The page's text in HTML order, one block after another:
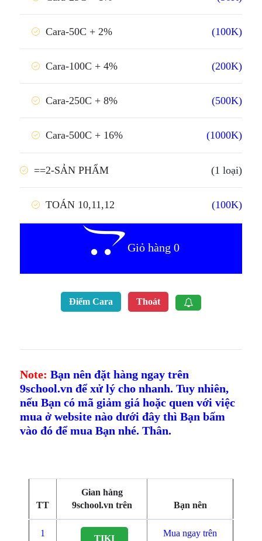
Cara-50C + 2% (100K)
Cara-100C + 4% (200K)
Cara-250C + 8% (500K)
Cara-500C + 16% (1000K)
==2-SẢN PHẨM (1 loại)
TOÁN 10,11,12 (100K)
Giỏ hàng 0
Điểm Cara Thoát
Note: Bạn nên đặt hàng ngay trên
9school.vn để xử lý cho nhanh. Tuy nhiên,
nếu Bạn có mã giảm giá hoặc quen với việc
mua ở website nào dưới đây thì Bạn bấm
vào đó để mua Bạn nhé. Thân.
TT
Gian hàng
9school.vn trên
Bạn nên
1
Mua ngay trên